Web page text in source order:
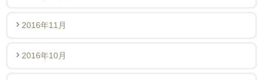
2016年11月
2016年10月